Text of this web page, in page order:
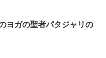
ヨガの聖者パタジャリの